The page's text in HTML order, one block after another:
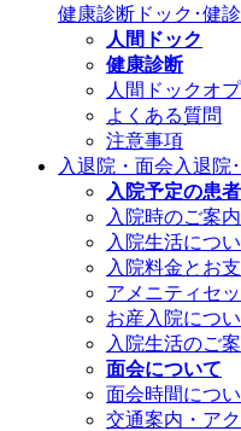
健康診断 ドック･健診
人間ドック
健康診断
人間ドックオ
よくある質問
注意事項
入退院・面会 入退院
入院予定の患
入院時のご案内
入院生活につ
入院料金とお
アメニティセ
お産入院につ
入院生活のご
面会について
面会時間につ
交通案内・ア